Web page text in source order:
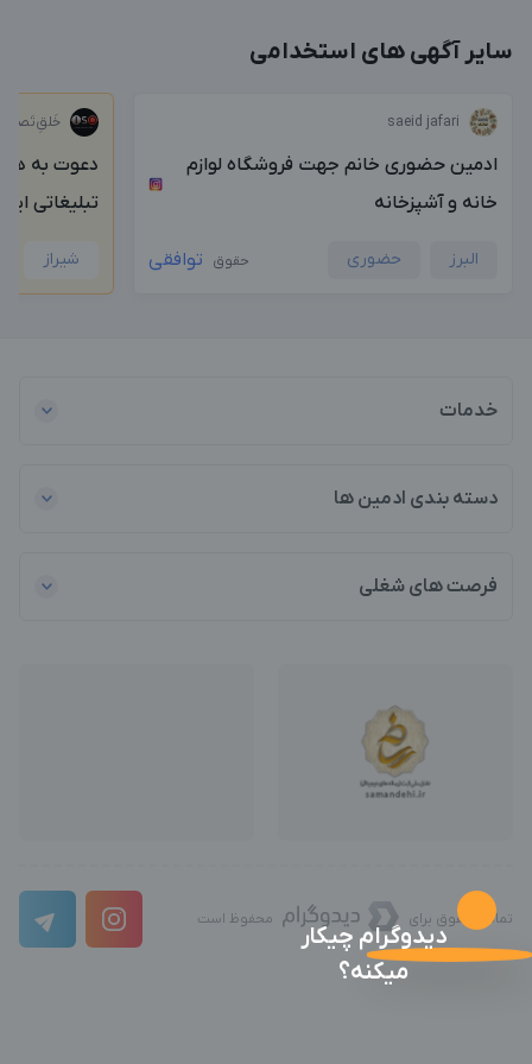
سایر آگهی های استخدامی
saeid jafari
ادمین حضوری خانم جهت فروشگاه لوازم
خانه و آشپزخانه
البرز حضوری حقوق توافقی
دعوت به
تبلیغاتی
شیراز
خدمات
دسته بندی ادمین ها
فرصت های شغلی
تمامی حقوق برای محفوظ است
دیدوگرام چیکار
میکنه؟